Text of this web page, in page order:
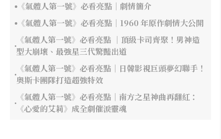
《氣體人第一號》必看亮點｜劇情簡介
《氣體人第一號》必看亮點｜1960 年原作劇情大公開
《氣體人第一號》必看亮點 ｜頂級卡司齊聚！男神造
型大崩壞、最強星三代驚豔出道
《氣體人第一號》必看亮點｜日韓影視巨頭夢幻聯手！
奧斯卡團隊打造超強特效
《氣體人第一號》必看亮點｜南方之星神曲再翻紅：
《心愛的艾莉》成全劇催淚靈魂